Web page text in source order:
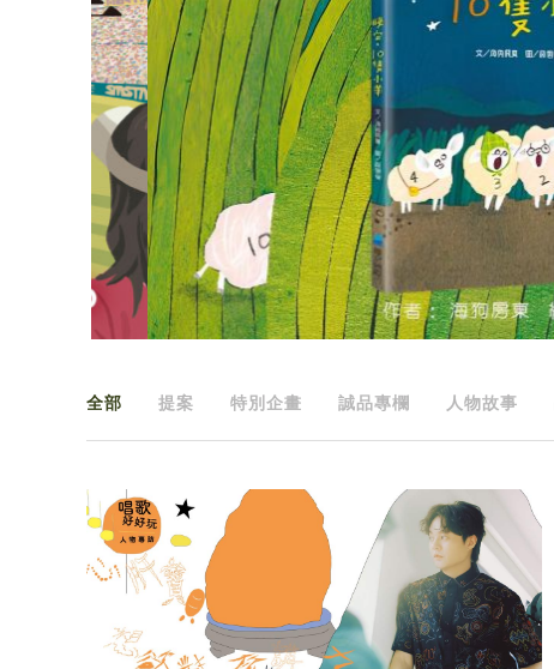
全部 提案 特別企畫 誠品專欄 人物故事